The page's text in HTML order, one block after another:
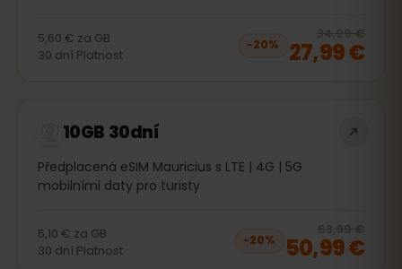
5,60 € za GB
30 dní Platnost
−20%
34,99 €
27,99 €
10GB 30dní
Předplacená eSIM Mauricius s LTE | 4G | 5G
mobilními daty pro turisty
5,10 € za GB
30 dní Platnost
−20%
63,99 €
50,99 €